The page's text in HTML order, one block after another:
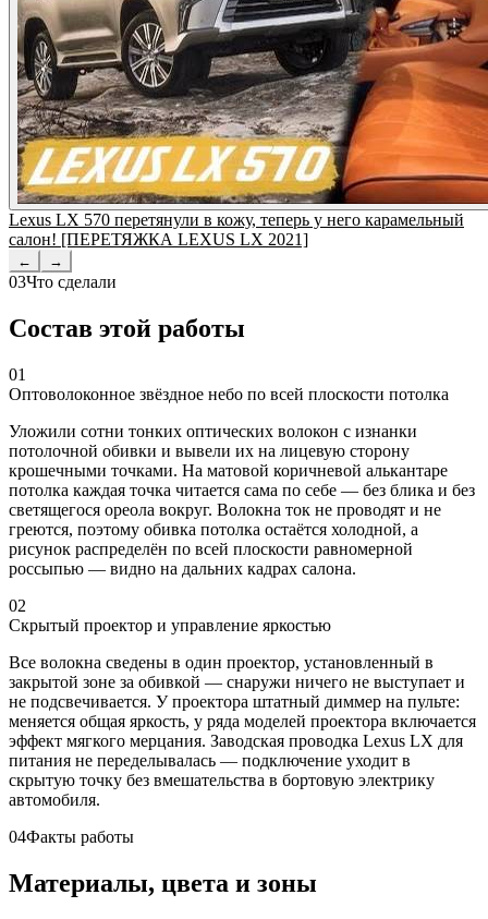
Lexus LX 570 перетянули в кожу, теперь у него карамельный
салон! [ПЕРЕТЯЖКА LEXUS LX 2021]
← →
03Что сделали
Состав этой работы
01
Оптоволоконное звёздное небо по всей плоскости потолка
Уложили сотни тонких оптических волокон с изнанки
потолочной обивки и вывели их на лицевую сторону
крошечными точками. На матовой коричневой алькантаре
потолка каждая точка читается сама по себе — без блика и без
светящегося ореола вокруг. Волокна ток не проводят и не
греются, поэтому обивка потолка остаётся холодной, а
рисунок распределён по всей плоскости равномерной
россыпью — видно на дальних кадрах салона.
02
Скрытый проектор и управление яркостью
Все волокна сведены в один проектор, установленный в
закрытой зоне за обивкой — снаружи ничего не выступает и
не подсвечивается. У проектора штатный диммер на пульте:
меняется общая яркость, у ряда моделей проектора включается
эффект мягкого мерцания. Заводская проводка Lexus LX для
питания не переделывалась — подключение уходит в
скрытую точку без вмешательства в бортовую электрику
автомобиля.
04Факты работы
Материалы, цвета и зоны